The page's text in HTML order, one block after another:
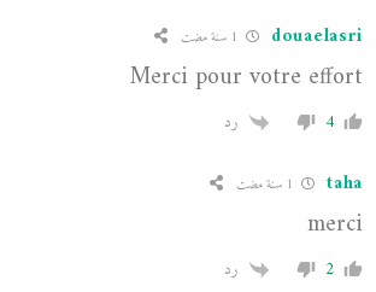
douaelasri
Merci pour votre effort
4 رد
taha
merci
2 رد